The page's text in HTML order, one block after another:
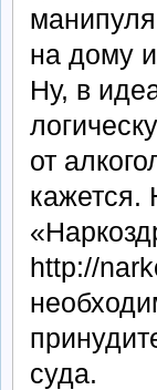
на дому
Ну, в
от
кажется.
http://
суда.